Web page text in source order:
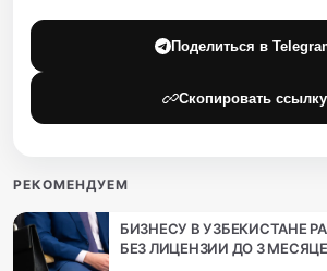
Поделиться в
Скопировать ссылку
РЕКОМЕНДУЕМ
БИЗНЕСУ В УЗБЕКИСТАНЕ
БЕЗ ЛИЦЕНЗИИ ДО 3